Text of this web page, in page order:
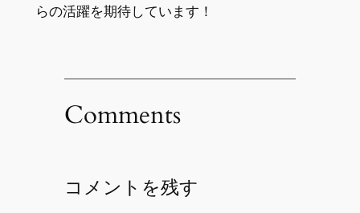
らの活躍を期待しています！
Comments
コメントを残す